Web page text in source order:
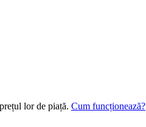
lor de piață. Cum funcționează?